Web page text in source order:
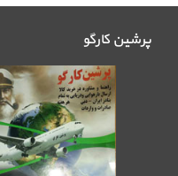
پرشین کارگو